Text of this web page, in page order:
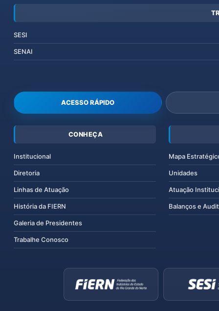
SESI
SENAI
ACESSO RÁPIDO
CONHEÇA
Institucional
Diretoria
Linhas de Atuação
História da FIERN
Galeria de Presidentes
Trabalhe Conosco
Mapa
Unidades
Atuação
Balanços e